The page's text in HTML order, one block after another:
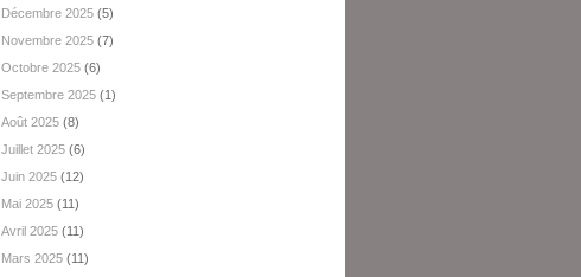
Décembre 2025 (5)
Novembre 2025 (7)
Octobre 2025 (6)
Septembre 2025 (1)
Août 2025 (8)
Juillet 2025 (6)
Juin 2025 (12)
Mai 2025 (11)
Avril 2025 (11)
Mars 2025 (11)